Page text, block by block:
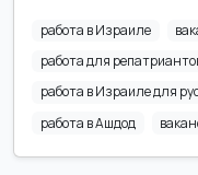
работа в Израиле
работа для
работа в Израиле для
работа в Ашдод